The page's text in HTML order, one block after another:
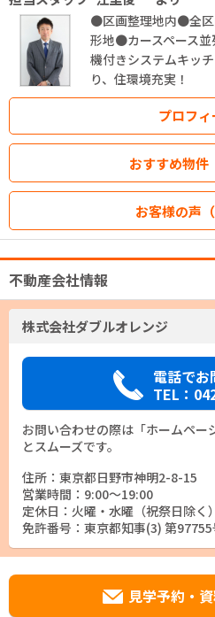
●区画整理地内●全
形地●カースペース
機付きシステムキッ
り、住環境充実！
プロフ
おすすめ物件
お客様の声（
不動産会社情報
株式会社ダブルオレンジ
電話でお
TEL：
お問い合わせの際は「ホームペー
とスムーズです。
住所：東京都日野市神明2-8-15
営業時間：9:00～19:00
定休日：火曜・水曜（祝祭日除く）
免許番号：東京都知事(3) 第97755
見学予約・